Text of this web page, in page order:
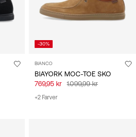
-30%
BIANCO
BIAYORK MOC-TOE SKO
769,95 kr
1.099,99 kr
+2 Farver